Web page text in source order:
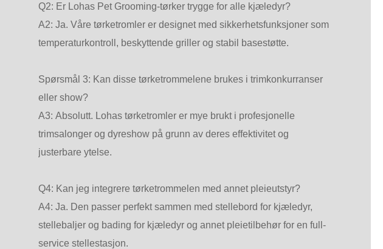
Q2: Er Lohas Pet Grooming-tørker trygge for alle kjæledyr?
A2: Ja. Våre tørketromler er designet med sikkerhetsfunksjoner som
temperaturkontroll, beskyttende griller og stabil basestøtte.
Spørsmål 3: Kan disse tørketrommelene brukes i trimkonkurranser
eller show?
A3: Absolutt. Lohas tørketromler er mye brukt i profesjonelle
trimsalonger og dyreshow på grunn av deres effektivitet og
justerbare ytelse.
Q4: Kan jeg integrere tørketrommelen med annet pleieutstyr?
A4: Ja. Den passer perfekt sammen med stellebord for kjæledyr,
stellebaljer og bading for kjæledyr og annet pleietilbehør for en full-
service stellestasjon.